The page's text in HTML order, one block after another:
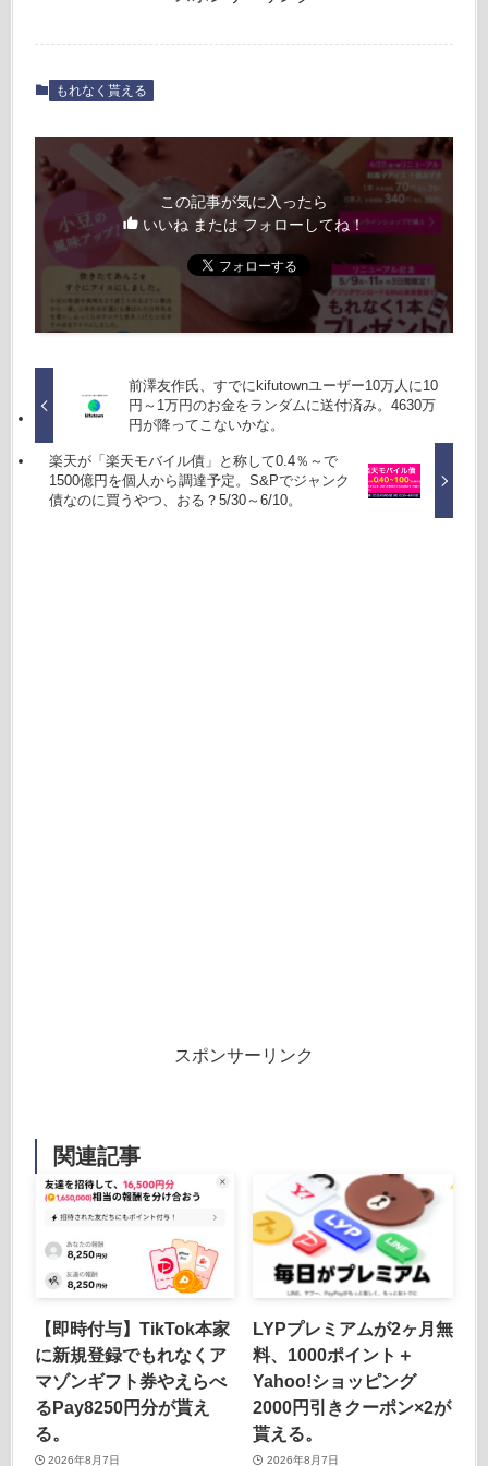
もれなく貰える
この記事が気に入ったら
いいね または フォローしてね！
前澤友作氏、すでにkifutownユーザー10万人に10
円～1万円のお金をランダムに送付済み。4630万
円が降ってこないかな。
楽天が「楽天モバイル債」と称して0.4％～で
1500億円を個人から調達予定。S&Pでジャンク
債なのに買うやつ、おる？5/30～6/10。
スポンサーリンク
関連記事
【即時付与】TikTok本家
に新規登録でもれなくア
マゾンギフト券やえらべ
るPay8250円分が貰え
る。
2026年8月7日
LYPプレミアムが2ヶ月無
料、1000ポイント＋
Yahoo!ショッピング
2000円引きクーポン×2が
貰える。
2026年8月7日